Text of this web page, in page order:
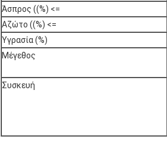
Άσπρος ((%) <=
Αζώτο ((%) <=
Υγρασία (%)
Μέγεθος
Συσκευή